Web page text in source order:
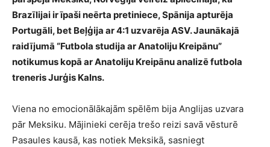
Brazīlijai ir īpaši neērta pretiniece, Spānija apturēja
Portugāli, bet Beļģija ar 4:1 uzvarēja ASV. Jaunākajā
raidījumā “Futbola studija ar Anatoliju Kreipānu”
notikumus kopā ar Anatoliju Kreipānu analizē futbola
treneris Jurģis Kalns.
Viena no emocionālākajām spēlēm bija Anglijas uzvara
pār Meksiku. Mājinieki cerēja trešo reizi savā vēsturē
Pasaules kausā, kas notiek Meksikā, sasniegt